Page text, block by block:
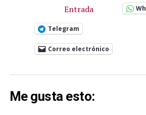
Entrada
Telegram
Correo electrónico
Me gusta esto: